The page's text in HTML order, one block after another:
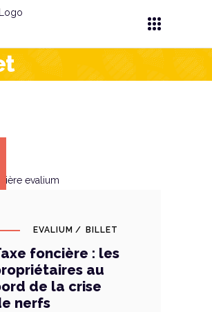
EVALIUM BILLET
foncière : les
au
de la crise
nerfs